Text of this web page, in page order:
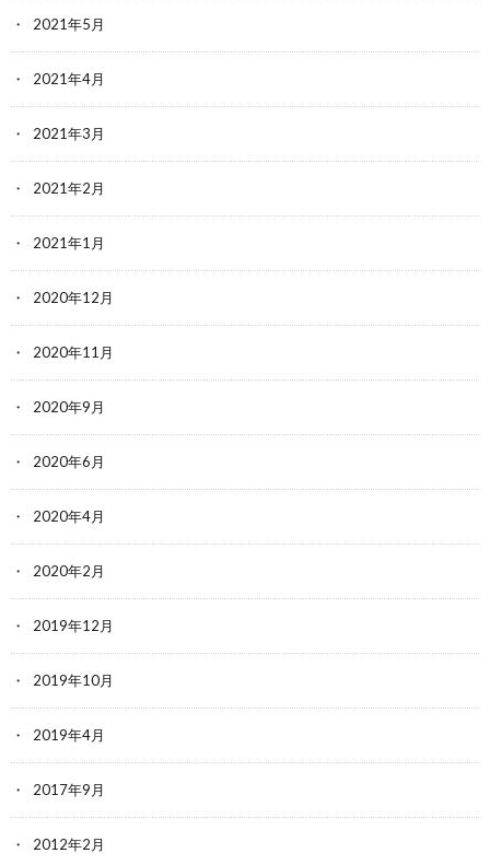
2021年5月
2021年4月
2021年3月
2021年2月
2021年1月
2020年12月
2020年11月
2020年9月
2020年6月
2020年4月
2020年2月
2019年12月
2019年10月
2019年4月
2017年9月
2012年2月